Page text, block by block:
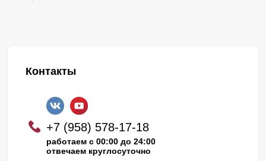
Контакты
+7 (958) 578-17-18
работаем с 00:00 до 24:00
отвечаем круглосуточно